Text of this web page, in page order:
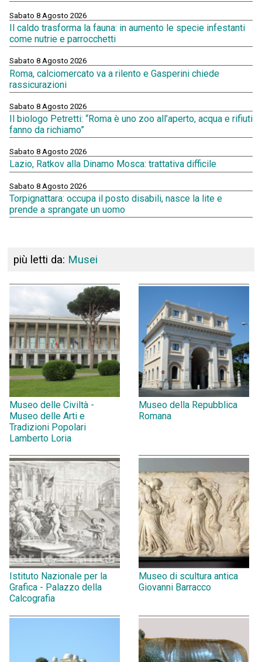
Sabato 8 Agosto 2026
Il caldo trasforma la fauna: in aumento le specie infestanti
come nutrie e parrocchetti
Sabato 8 Agosto 2026
Roma, calciomercato va a rilento e Gasperini chiede
rassicurazioni
Sabato 8 Agosto 2026
Il biologo Petretti: “Roma è uno zoo all’aperto, acqua e rifiuti
fanno da richiamo”
Sabato 8 Agosto 2026
Lazio, Ratkov alla Dinamo Mosca: trattativa difficile
Sabato 8 Agosto 2026
Torpignattara: occupa il posto disabili, nasce la lite e
prende a sprangate un uomo
più letti da: Musei
Museo delle Civiltà -
Museo delle Arti e
Tradizioni Popolari
Lamberto Loria
Museo della Repubblica
Romana
Istituto Nazionale per la
Grafica - Palazzo della
Calcografia
Museo di scultura antica
Giovanni Barracco